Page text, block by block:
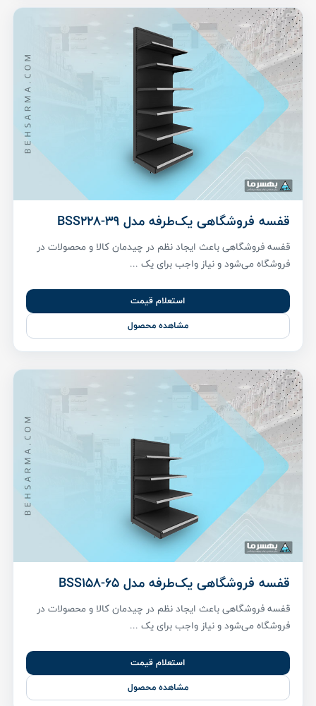
قفسه فروشگاهی یک‌طرفه مدل BSS228-39
قفسه فروشگاهی باعث ایجاد نظم در چیدمان کالا و محصولات در
فروشگاه می‌شود و نیاز واجب برای یک ...
استعلام قیمت
مشاهده محصول
قفسه فروشگاهی یک‌طرفه مدل BSS158-65
قفسه فروشگاهی باعث ایجاد نظم در چیدمان کالا و محصولات در
فروشگاه می‌شود و نیاز واجب برای یک ...
استعلام قیمت
مشاهده محصول